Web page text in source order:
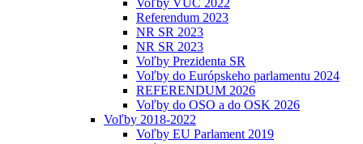
Voľby VÚC 2022
Referendum 2023
NR SR 2023
NR SR 2023
Voľby Prezidenta SR
Voľby do Európskeho parlamentu 2024
REFERENDUM 2026
Voľby do OSO a do OSK 2026
Voľby 2018-2022
Voľby EU Parlament 2019